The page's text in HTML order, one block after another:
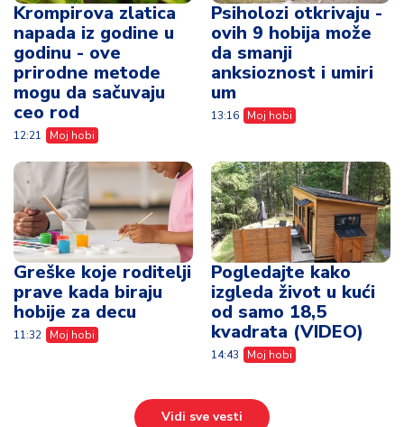
Krompirova zlatica
napada iz godine u
godinu - ove
prirodne metode
mogu da sačuvaju
ceo rod
12:21 Moj hobi
Psiholozi otkrivaju -
ovih 9 hobija može
da smanji
anksioznost i umiri
um
13:16 Moj hobi
Greške koje roditelji
prave kada biraju
hobije za decu
11:32 Moj hobi
Pogledajte kako
izgleda život u kući
od samo 18,5
kvadrata (VIDEO)
14:43 Moj hobi
Vidi sve vesti